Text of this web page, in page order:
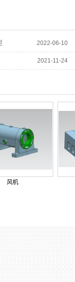
2022-06-10
2021-11-24
风机